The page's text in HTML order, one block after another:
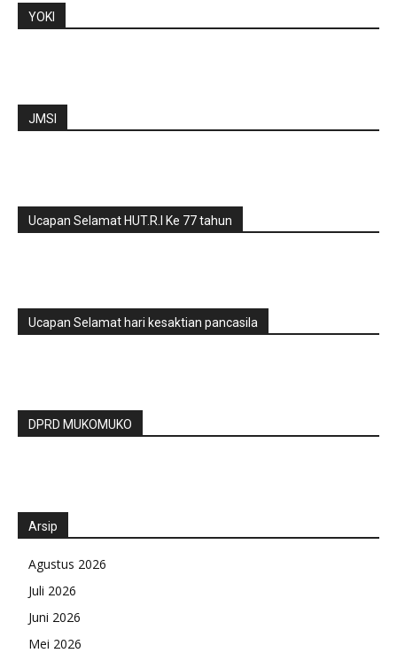
YOKI
JMSI
Ucapan Selamat HUT.R.I Ke 77 tahun
Ucapan Selamat hari kesaktian pancasila
DPRD MUKOMUKO
Arsip
Agustus 2026
Juli 2026
Juni 2026
Mei 2026